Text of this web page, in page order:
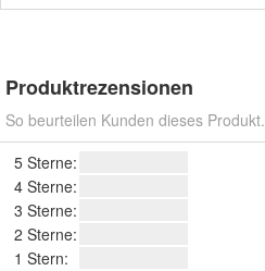
Produktrezensionen
So beurteilen Kunden dieses Produkt.
5 Sterne:
4 Sterne:
3 Sterne:
2 Sterne:
1 Stern: